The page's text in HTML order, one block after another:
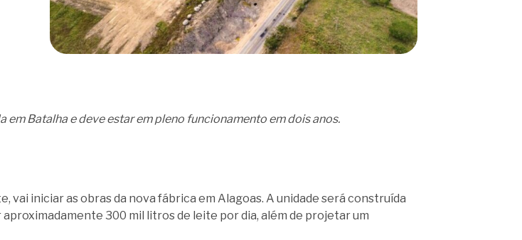
em Batalha e deve estar em pleno funcionamento em dois anos.
vai iniciar as obras da nova fábrica em Alagoas. A unidade será construída
300 mil litros de leite por dia, além de projetar um